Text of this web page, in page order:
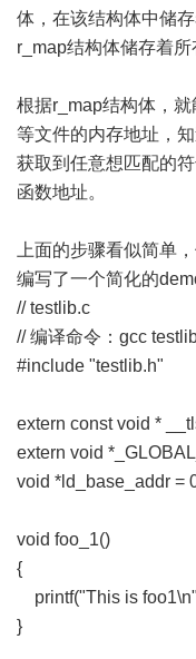
体，在该结构体中储
r_map结构体储存着所
根据r_map结构体，
等文件的内存地址，
获取到任意想匹配的
函数地址。
上面的步骤看似简单
编写了一个简化的
// testlib.c
// 编译命令：gcc
#include "testlib.h"
extern const void *
extern void
void *ld_base_addr =
void foo_1()
{
printf("This is
}